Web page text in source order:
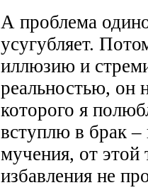
А проблема
усугубляет.
иллюзию и
реальностью, он
которого я
вступлю в брак –
мучения, от этой
избавления не